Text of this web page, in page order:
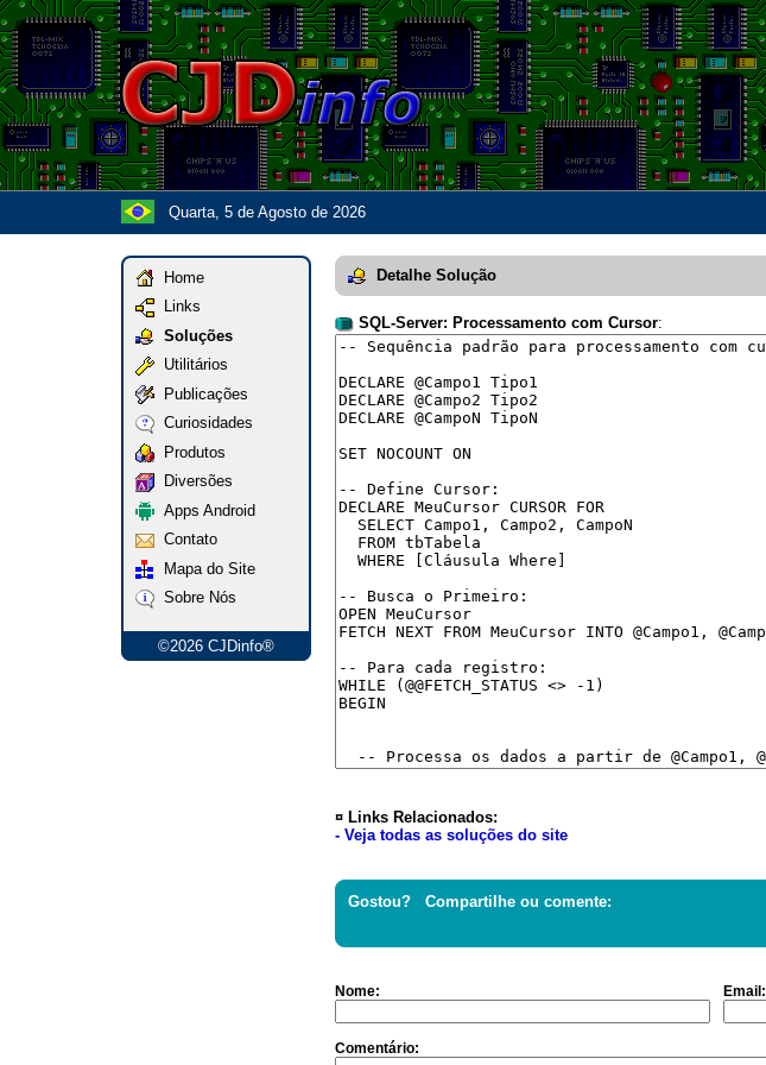
Quarta, 5 de Agosto de 2026
Home
Links
Soluções
Utilitários
Publicações
Curiosidades
Produtos
Diversões
Apps Android
Contato
Mapa do Site
Sobre Nós
©2026 CJDinfo®
Detalhe Solução
SQL-Server: Processamento com Cursor:
¤ Links Relacionados:
- Veja todas as soluções do site
Gostou? Compartilhe ou comente:
Nome: Email:
Comentário: